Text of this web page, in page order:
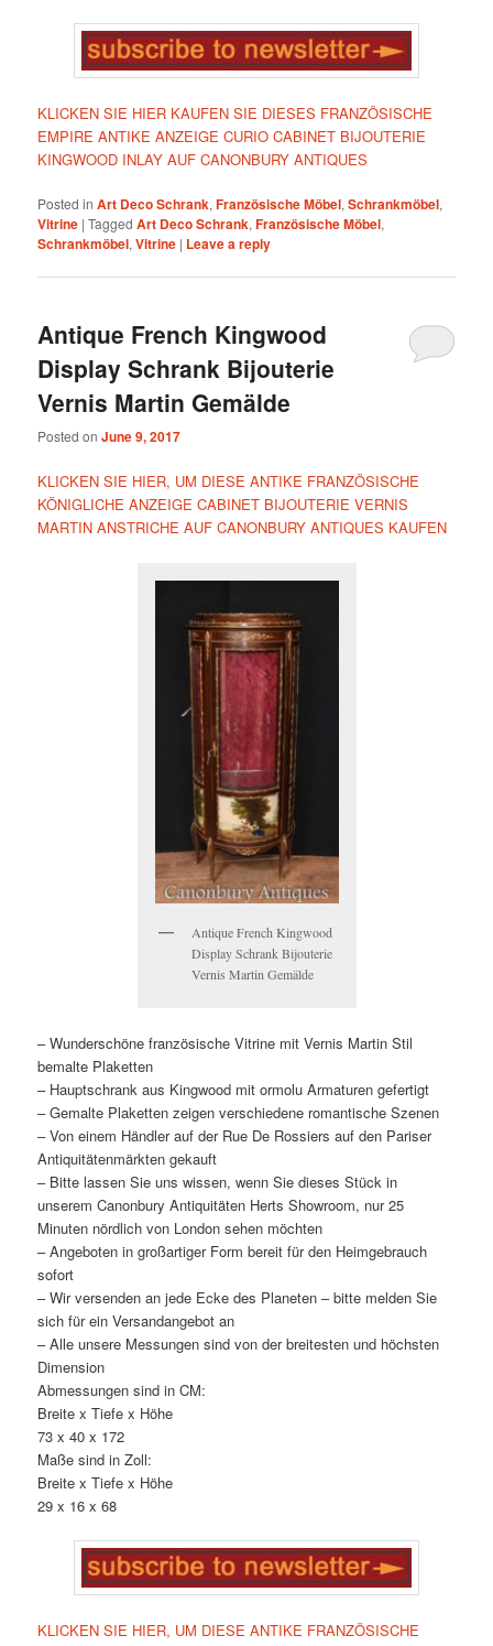
KLICKEN SIE HIER KAUFEN SIE DIESES FRANZÖSISCHE
EMPIRE ANTIKE ANZEIGE CURIO CABINET BIJOUTERIE
KINGWOOD INLAY AUF CANONBURY ANTIQUES
Posted in Art Deco Schrank,Französische Möbel,Schrankmöbel,
Vitrine |Tagged Art Deco Schrank,Französische Möbel,
Schrankmöbel,Vitrine | Leave a reply
Antique French Kingwood
Display Schrank Bijouterie
Vernis Martin Gemälde
Posted onJune 9, 2017
KLICKEN SIE HIER, UM DIESE ANTIKE FRANZÖSISCHE
KÖNIGLICHE ANZEIGE CABINET BIJOUTERIE VERNIS
MARTIN ANSTRICHE AUF CANONBURY ANTIQUES KAUFEN
Antique French Kingwood
Display Schrank Bijouterie
Vernis Martin Gemälde
– Wunderschöne französische Vitrine mit Vernis Martin Stil
bemalte Plaketten
– Hauptschrank aus Kingwood mit ormolu Armaturen gefertigt
– Gemalte Plaketten zeigen verschiedene romantische Szenen
– Von einem Händler auf der Rue De Rossiers auf den Pariser
Antiquitätenmärkten gekauft
– Bitte lassen Sie uns wissen, wenn Sie dieses Stück in
unserem Canonbury Antiquitäten Herts Showroom, nur 25
Minuten nördlich von London sehen möchten
– Angeboten in großartiger Form bereit für den Heimgebrauch
sofort
– Wir versenden an jede Ecke des Planeten – bitte melden Sie
sich für ein Versandangebot an
– Alle unsere Messungen sind von der breitesten und höchsten
Dimension
Abmessungen sind in CM:
Breite x Tiefe x Höhe
73 x 40 x 172
Maße sind in Zoll:
Breite x Tiefe x Höhe
29 x 16 x 68
KLICKEN SIE HIER, UM DIESE ANTIKE FRANZÖSISCHE